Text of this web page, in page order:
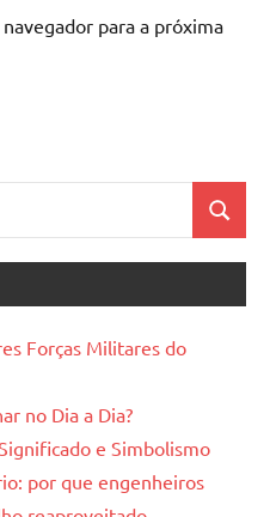
para a próxima
Forças Militares do
no Dia a Dia?
e Simbolismo
por que engenheiros